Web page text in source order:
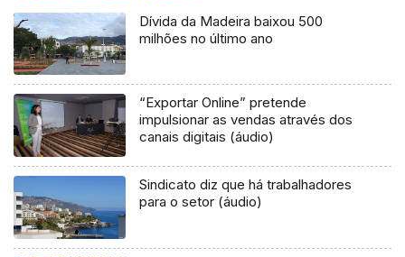
Dívida da Madeira baixou 500
milhões no último ano
“Exportar Online” pretende
impulsionar as vendas através dos
canais digitais (áudio)
Sindicato diz que há trabalhadores
para o setor (áudio)